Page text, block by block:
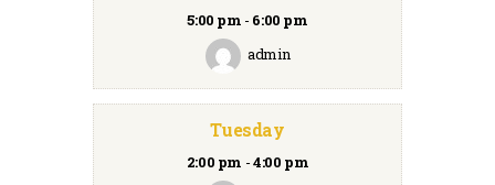
5:00 pm - 6:00 pm
admin
Tuesday
2:00 pm -4:00 pm